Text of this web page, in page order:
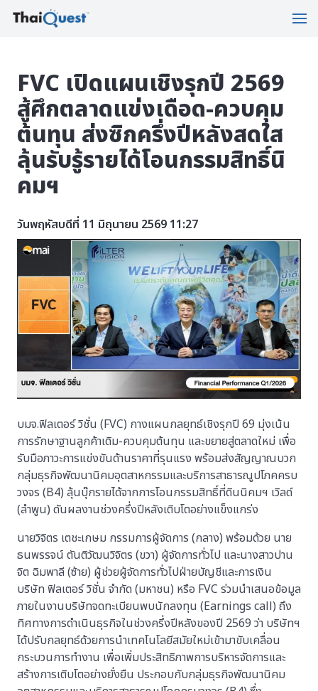
FVC เปิดแผนเชิงรุกปี 2569
สู้ศึกตลาดแข่งเดือด-ควบคุม
ต้นทุน ส่งซิกครึ่งปีหลังสดใส
ลุ้นรับรู้รายได้โอนกรรมสิทธิ์นิ
คมฯ
วันพฤหัสบดีที่ 11 มิถุนายน 2569 11:27
บมจ.ฟิลเตอร์ วิชั่น (FVC) กางแผนกลยุทธ์เชิงรุกปี 69 มุ่งเน้น
การรักษาฐานลูกค้าเดิม-ควบคุมต้นทุน และขยายสู่ตลาดใหม่ เพื่อ
รับมือภาวะการแข่งขันด้านราคาที่รุนแรง พร้อมส่งสัญญาณบวก
กลุ่มธุรกิจพัฒนานิคมอุตสาหกรรมและบริการสาธารณูปโภคครบ
วงจร (B4) ลุ้นบุ๊กรายได้จากการโอนกรรมสิทธิ์ที่ดินนิคมฯ เวิลด์
(ลำพูน) ดันผลงานช่วงครึ่งปีหลังเติบโตอย่างแข็งแกร่ง
นายวิจิตร เตชะเกษม กรรมการผู้จัดการ (กลาง) พร้อมด้วย นาย
ธนพรรจน์ ตันติวัฒนวิจิตร (ขวา) ผู้จัดการทั่วไป และนางสาวปาน
จิต ฉิมพาลี (ซ้าย) ผู้ช่วยผู้จัดการทั่วไปฝ่ายบัญชีและการเงิน
บริษัท ฟิลเตอร์ วิชั่น จำกัด (มหาชน) หรือ FVC ร่วมนำเสนอข้อมูล
ภายในงานบริษัทจดทะเบียนพบนักลงทุน (Earnings call) ถึง
ทิศทางการดำเนินธุรกิจในช่วงครึ่งปีหลังของปี 2569 ว่า บริษัทฯ
ได้ปรับกลยุทธ์ด้วยการนำเทคโนโลยีสมัยใหม่เข้ามาขับเคลื่อน
กระบวนการทำงาน เพื่อเพิ่มประสิทธิภาพการบริหารจัดการและ
สร้างการเติบโตอย่างยั่งยืน ประกอบกับกลุ่มธุรกิจพัฒนานิคม